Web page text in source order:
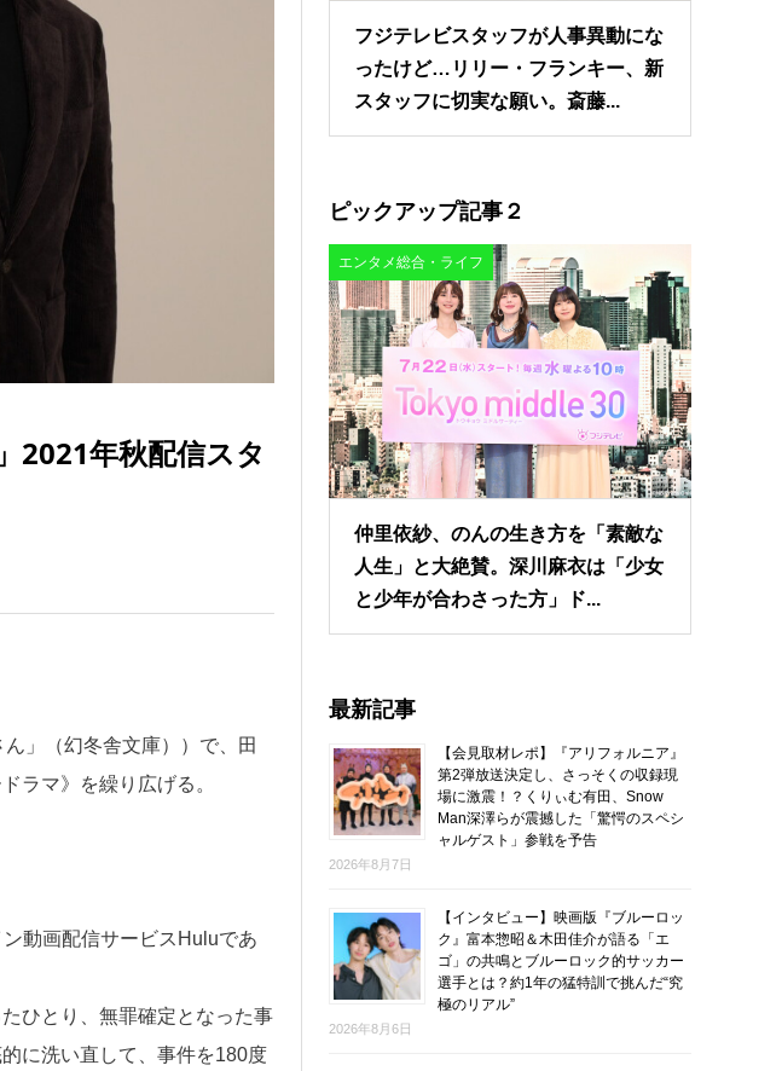
2021年秋配信スタ
」（幻冬舎文庫））で、田
ラマ》を繰り広げる。
動画配信サービスHuluであ
ひとり、無罪確定となった事
に洗い直して、事件を180度
フジテレビスタッフが人事異動にな
ったけど…リリー・フランキー、新
スタッフに切実な願い。斎藤...
ピックアップ記事２
エンタメ総合・ライフ
仲里依紗、のんの生き方を「素敵な
人生」と大絶賛。深川麻衣は「少女
と少年が合わさった方」ド...
最新記事
【会見取材レポ】『アリフォルニア』
第2弾放送決定し、さっそくの収録現
場に激震！？くりぃむ有田、Snow
Man深澤らが震撼した「驚愕のスペシ
ャルゲスト」参戦を予告
2026年8月7日
【インタビュー】映画版『ブルーロッ
ク』富本惣昭＆木田佳介が語る「エ
ゴ」の共鳴とブルーロック的サッカー
選手とは？約1年の猛特訓で挑んだ“究
極のリアル”
2026年8月6日